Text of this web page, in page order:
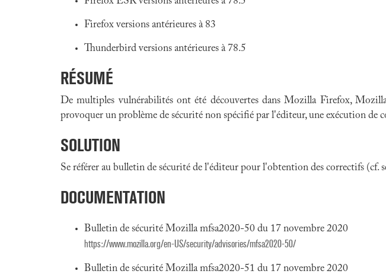
Firefox versions antérieures à 83
Thunderbird versions antérieures à 78.5
RÉSUMÉ
De multiples vulnérabilités ont été découvertes dans Mozilla Firefox,
provoquer un problème de sécurité non spécifié par l'éditeur, une exécution de
SOLUTION
Se référer au bulletin de sécurité de l'éditeur pour l'obtention des correctifs (cf.
DOCUMENTATION
Bulletin de sécurité Mozilla mfsa2020-50 du 17 novembre 2020
https://www.mozilla.org/en-US/security/advisories/mfsa2020-50/
Bulletin de sécurité Mozilla mfsa2020-51 du 17 novembre 2020